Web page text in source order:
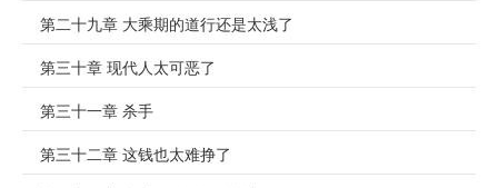
第二十九章 大乘期的道行还是太浅了
第三十章 现代人太可恶了
第三十一章 杀手
第三十二章 这钱也太难挣了